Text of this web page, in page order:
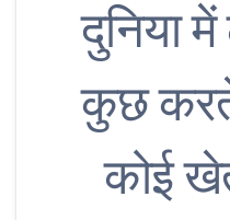
दुनिया
कुछ करते
कोई